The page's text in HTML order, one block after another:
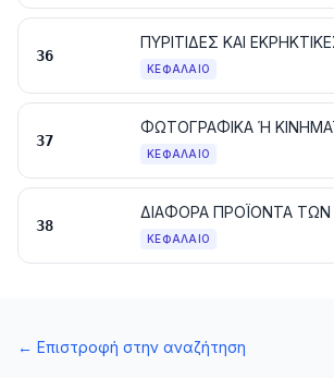
36
ΚΕΦΆΛΑΙΟ
37
ΚΕΦΆΛΑΙΟ
38
ΚΕΦΆΛΑΙΟ
← Επιστροφή στην αναζήτηση